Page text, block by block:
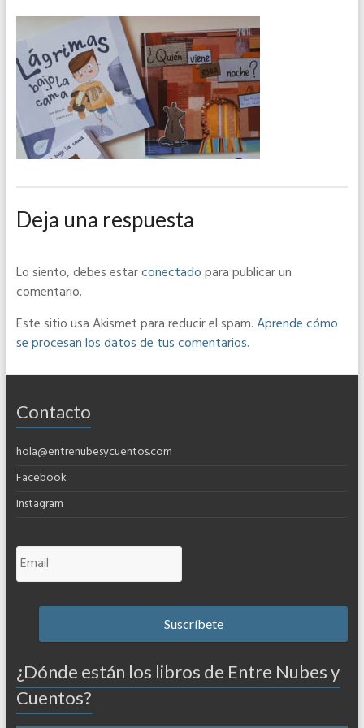
Deja una respuesta
Lo siento, debes estarconectadopara publicar un
comentario.
Este sitio usa Akismet para reducir el spam.Aprende cómo
se procesan los datos de tus comentarios.
Contacto
hola@entrenubesycuentos.com
Facebook
Instagram
¿Dónde están los libros de Entre Nubes y
Cuentos?